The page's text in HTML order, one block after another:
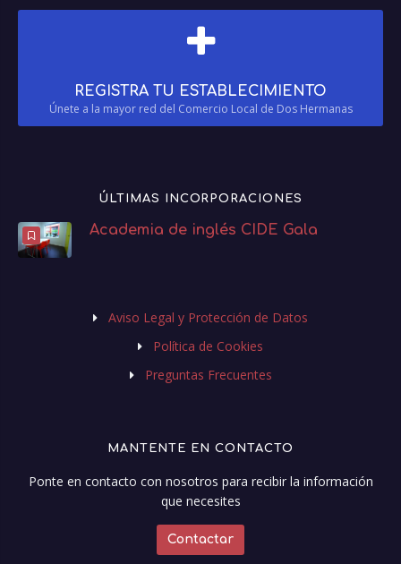
REGISTRA TU ESTABLECIMIENTO
Únete a la mayor red del Comercio Local de Dos Hermanas
ÚLTIMAS INCORPORACIONES
Academia de inglés CIDE Gala
Aviso Legal y Protección de Datos
Política de Cookies
Preguntas Frecuentes
MANTENTE EN CONTACTO
Ponte en contacto con nosotros para recibir la información
que necesites
Contactar